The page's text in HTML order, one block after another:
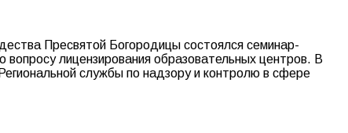
Пресвятой Богородицы состоялся семинар-
лицензирования образовательных центров. В
службы по надзору и контролю в сфере